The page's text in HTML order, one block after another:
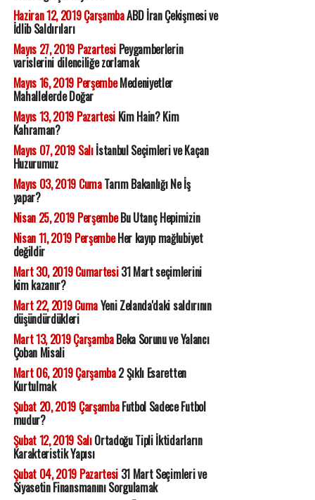
Haziran 12, 2019 ÇarşambaABD İran Çekişmesi ve
İdlib Saldırıları
Mayıs 27, 2019 PazartesiPeygamberlerin
varislerini dilenciliğe zorlamak
Mayıs 16, 2019 PerşembeMedeniyetler
Mahallelerde Doğar
Mayıs 13, 2019 PazartesiKim Hain? Kim
Kahraman?
Mayıs 07, 2019 Salıİstanbul Seçimleri ve Kaçan
Huzurumuz
Mayıs 03, 2019 CumaTarım Bakanlığı Ne İş
yapar?
Nisan 25, 2019 PerşembeBu Utanç Hepimizin
Nisan 11, 2019 PerşembeHer kayıp mağlubiyet
değildir
Mart 30, 2019 Cumartesi31 Mart seçimlerini
kim kazanır?
Mart 22, 2019 CumaYeni Zelanda'daki saldırının
düşündürdükleri
Mart 13, 2019 ÇarşambaBeka Sorunu ve Yalancı
Çoban Misali
Mart 06, 2019 Çarşamba2 Şıklı Esaretten
Kurtulmak
Şubat 20, 2019 ÇarşambaFutbol Sadece Futbol
mudur?
Şubat 12, 2019 SalıOrtadoğu Tipli İktidarların
Karakteristik Yapısı
Şubat 04, 2019 Pazartesi31 Mart Seçimleri ve
Siyasetin Finansmanını Sorgulamak